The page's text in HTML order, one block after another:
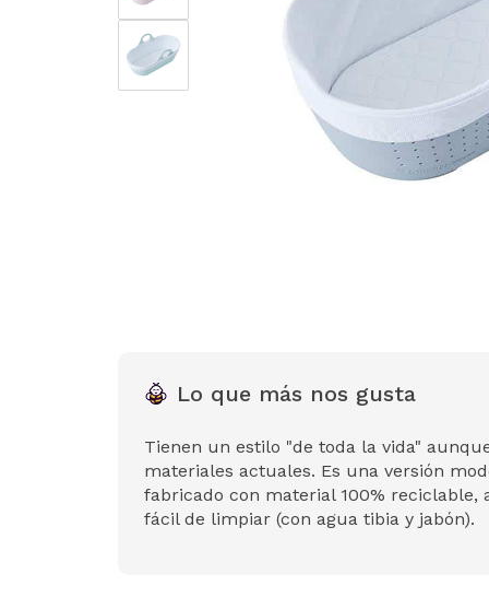
Lo que más nos gusta
Tienen un estilo "de toda la vida"
materiales actuales. Es una versión
fabricado con material 100% reciclable,
fácil de limpiar (con agua tibia y jabón).